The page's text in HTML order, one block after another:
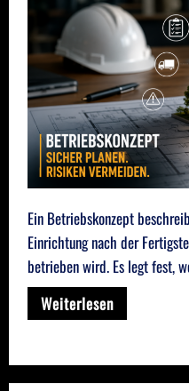
Ein Betriebskonzept
Einrichtung nach der
betrieben wird. Es legt fest,
Weiterlesen